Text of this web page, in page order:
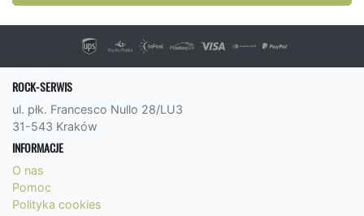
ROCK-SERWIS
ul. płk. Francesco Nullo 28/LU3
31-543 Kraków
INFORMACJE
O nas
Pomoc
Polityka cookies